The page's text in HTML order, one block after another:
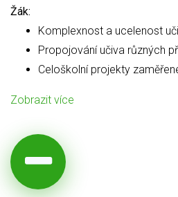
Žák:
Komplexnost a ucelenost
Propojování učiva různých
Celoškolní projekty
Zobrazit více